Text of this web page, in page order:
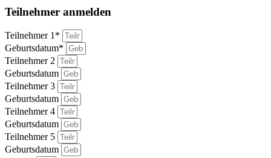
Teilnehmer anmelden
Teilnehmer 1*
Geburtsdatum*
Teilnehmer 2
Geburtsdatum
Teilnehmer 3
Geburtsdatum
Teilnehmer 4
Geburtsdatum
Teilnehmer 5
Geburtsdatum